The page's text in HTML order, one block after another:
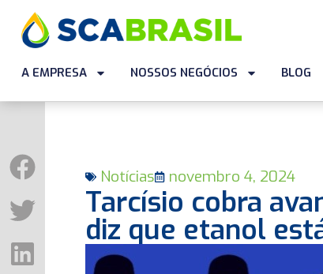
A EMPRESA NOSSOS NEGÓCIOS BLOG
Notícias novembro 4, 2024
Tarcísio cobra
diz que etanol